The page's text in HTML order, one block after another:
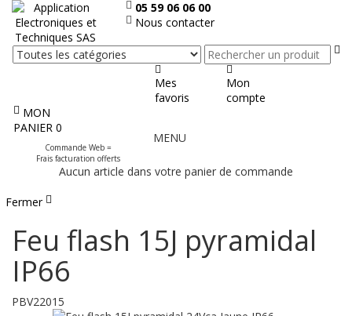
05 59 06 06 00
Nous contacter
Mes
favoris
Mon
compte
MON
PANIER 0
Commande Web =
Frais facturation offerts
le
MENU
Aucun article dans votre panier de commande
Fermer
Feu flash 15J pyramidal
IP66
PBV22015